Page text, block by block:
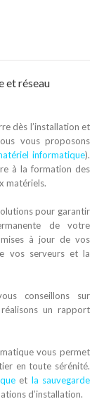
et réseau
dès l’installation et
vous proposons
informatique).
à la formation des
matériels.
pour garantir
de votre
à jour de vos
vos serveurs et la
conseillons sur
un rapport
vous permet
en toute sérénité.
et la sauvegarde
d’installation.